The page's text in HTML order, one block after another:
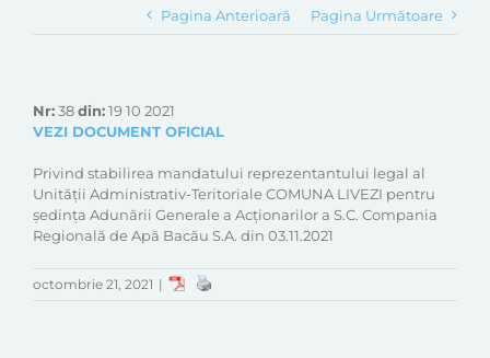
Pagina Anterioară Pagina Următoare
Nr:38din:19 10 2021
VEZI DOCUMENT OFICIAL
Privind stabilirea mandatului reprezentantului legal al
Unității Administrativ-Teritoriale COMUNA LIVEZI pentru
ședința Adunării Generale a Acționarilor a S.C. Compania
Regională de Apă Bacău S.A. din 03.11.2021
octombrie 21, 2021 |